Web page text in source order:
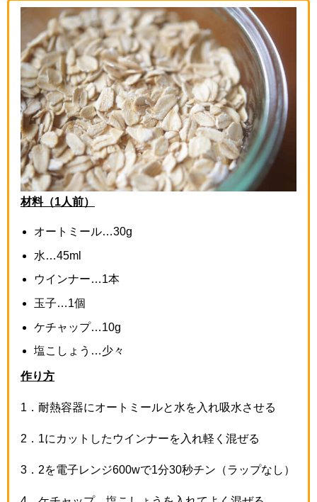
材料（1人前）
オートミール…30g
水…45ml
ウインナー…1本
玉子… 1個
ケチャップ… 10g
塩こしょう…少々
作り方
1 ．耐熱容器にオートミールと水を入れ吸水させる
2 1 にカットしたウインナーを入れ軽く混ぜる
3 2を電子レンジ600wで1 分30秒チン（ラップなし）